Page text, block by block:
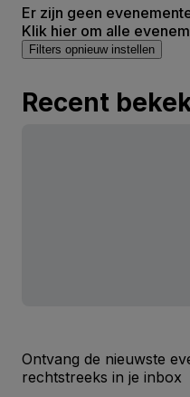
Er zijn geen
Klik hier om alle
Filters opnieuw instellen
Recent
Ontvang de nieuwste
rechtstreeks in je inbox